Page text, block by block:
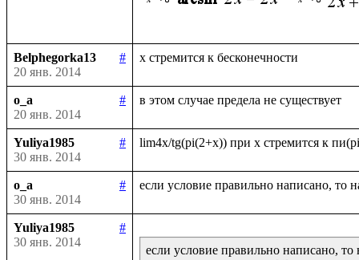
Belphegorka13
#
20 янв. 2014
o_a
#
20 янв. 2014
Yuliya1985
#
30 янв. 2014
o_a
#
30 янв. 2014
Yuliya1985
#
30 янв. 2014
если условие правильно написано, то